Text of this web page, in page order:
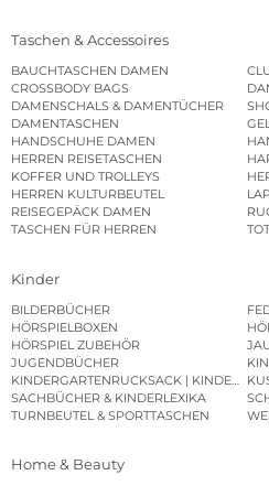
Taschen & Accessoires
BAUCHTASCHEN DAMEN
CROSSBODY BAGS
DAMENSCHALS & DAMENTÜCHER
DAMENTASCHEN
HANDSCHUHE DAMEN
HERREN REISETASCHEN
KOFFER UND TROLLEYS
HERREN KULTURBEUTEL
REISEGEPÄCK DAMEN
TASCHEN FÜR HERREN
Kinder
BILDERBÜCHER
HÖRSPIELBOXEN
HÖRSPIEL ZUBEHÖR
JUGENDBÜCHER
KINDERGARTENRUCKSACK |
SACHBÜCHER & KINDERLEXIKA
TURNBEUTEL & SPORTTASCHEN
Home & Beauty